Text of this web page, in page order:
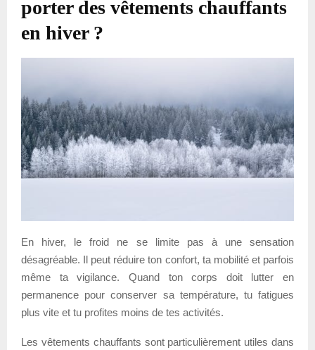
porter des vêtements chauffants
en hiver ?
En hiver, le froid ne se limite pas à une sensation
désagréable. Il peut réduire ton confort, ta mobilité et parfois
même ta vigilance. Quand ton corps doit lutter en
permanence pour conserver sa température, tu fatigues
plus vite et tu profites moins de tes activités.
Les vêtements chauffants sont particulièrement utiles dans